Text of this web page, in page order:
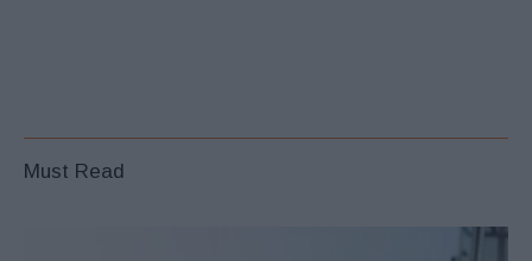
Must Read